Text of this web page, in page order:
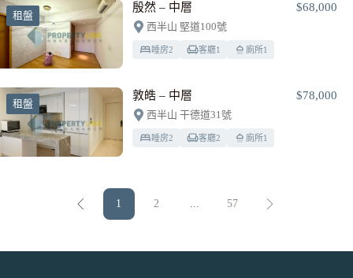
租盤
殷然 – 中層 $68,000
西半山 堅道100號
睡房2 客廳1 廁所1
租盤
敦皓 – 中層 $78,000
西半山 干德道31號
睡房2 客廳2 廁所1
1 2 ... 57